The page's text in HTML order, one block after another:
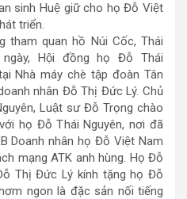
sinh Huệ giữ cho họ Đỗ Việt
triển.
tham quan hồ Núi Cốc, Thái
ngày, Hội đồng họ Đỗ Thái
Nhà máy chè tập đoàn Tân
nhân Đỗ Thị Đức Lý. Chủ
Luật sư Đỗ Trọng chào
họ Đỗ Thái Nguyên, nơi đã
Doanh nhân họ Đỗ Việt Nam
mạng ATK anh hùng. Họ Đỗ
Thị Đức Lý kính tặng họ Đỗ
ngon là đặc sản nối tiếng